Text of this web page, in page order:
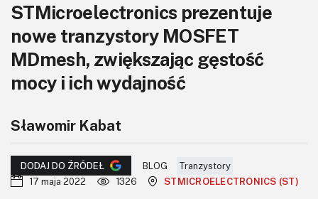
DIY+
Czytelnia
KITy AVT
Kontakt
STMicroelectronics prezentuje
nowe tranzystory MOSFET
MDmesh, zwiększając gęstość
mocy i ich wydajność
Sławomir Kabat
DODAJ DO ŹRÓDEŁ BLOG
Tranzystory
17 maja 2022
1326 STMICROELECTRONICS (ST)